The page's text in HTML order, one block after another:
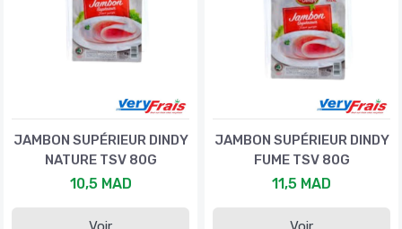
JAMBON SUPÉRIEUR DINDY
NATURE TSV 80G
10,5 MAD
JAMBON SUPÉRIEUR DINDY
FUME TSV 80G
11,5 MAD